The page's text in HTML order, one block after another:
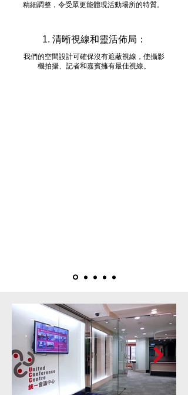
精細調整，令受眾更能體現活動場所的特質。
1. 清晰視線和靈活佈局：
我們的空間設計可確保沒有遮蔽視線，使攝影
機拍攝、記者和嘉賓擁有最佳視線。